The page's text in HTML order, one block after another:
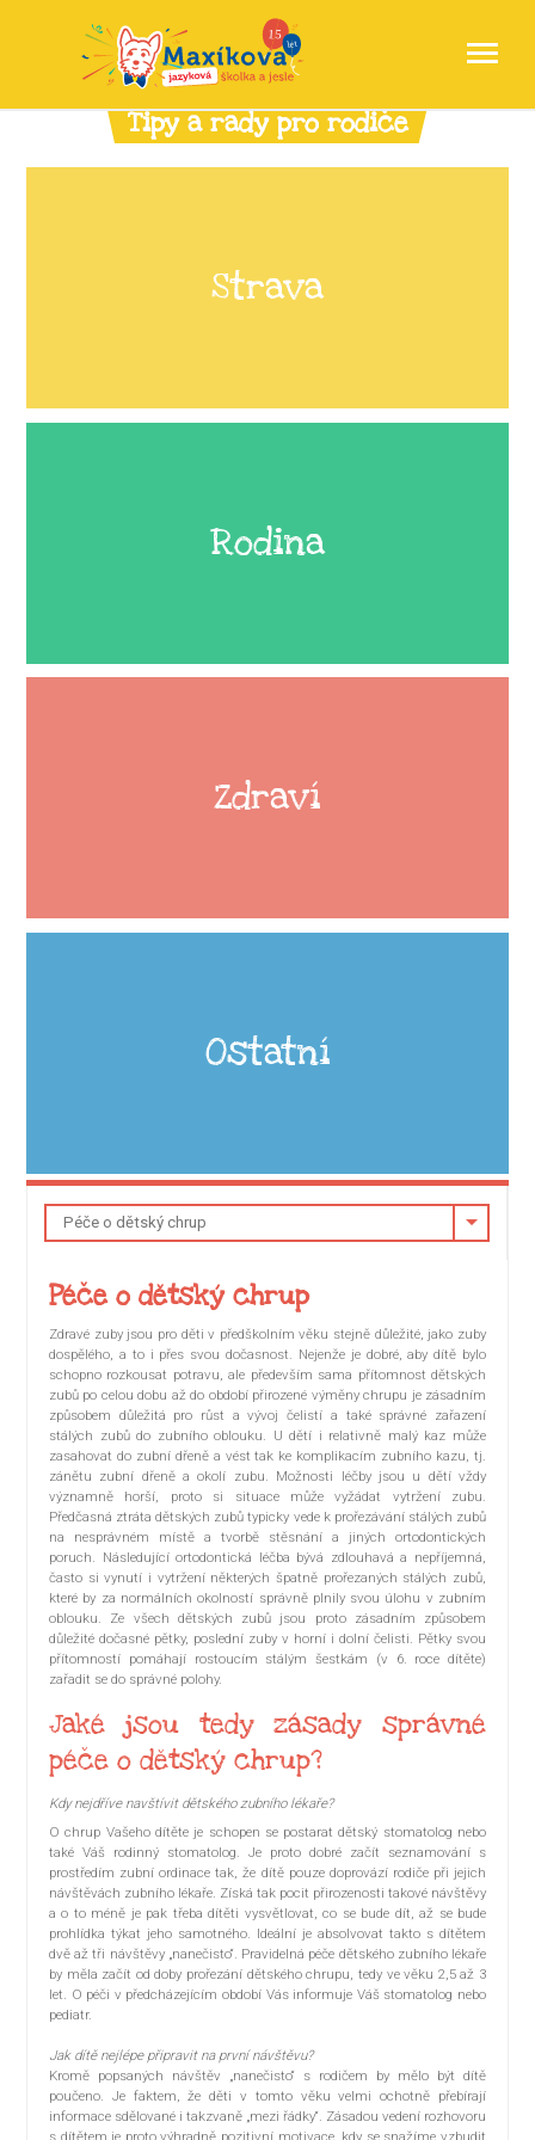
Tipy a rady pro rodiče
Strava
Rodina
Zdraví
Ostatní
Péče o dětský chrup
Zdravé zuby jsou pro děti v předškolním věku stejně důležité, jako zuby
dospělého, a to i přes svou dočasnost. Nejenže je dobré, aby dítě bylo
schopno rozkousat potravu, ale především sama přítomnost dětských
zubů po celou dobu až do období přirozené výměny chrupu je zásadním
způsobem důležitá pro růst a vývoj čelistí a také správné zařazení
stálých zubů do zubního oblouku. U dětí i relativně malý kaz může
zasahovat do zubní dřeně a vést tak ke komplikacím zubního kazu, tj.
zánětu zubní dřeně a okolí zubu. Možnosti léčby jsou u dětí vždy
významně horší, proto si situace může vyžádat vytržení zubu.
Předčasná ztráta dětských zubů typicky vede k prořezávání stálých zubů
na nesprávném místě a tvorbě stěsnání a jiných ortodontických
poruch. Následující ortodontická léčba bývá zdlouhavá a nepříjemná,
často si vynutí i vytržení některých špatně prořezaných stálých zubů,
které by za normálních okolností správně plnily svou úlohu v zubním
oblouku. Ze všech dětských zubů jsou proto zásadním způsobem
důležité dočasné pětky, poslední zuby v horní i dolní čelisti. Pětky svou
přítomností pomáhají rostoucím stálým šestkám (v 6. roce dítěte)
zařadit se do správné polohy.
Jaké jsou tedy zásady správné
péče o dětský chrup?
Kdy nejdříve navštívit dětského zubního lékaře?
O chrup Vašeho dítěte je schopen se postarat dětský stomatolog nebo
také Váš rodinný stomatolog. Je proto dobré začít seznamování s
prostředím zubní ordinace tak, že dítě pouze doprovází rodiče při jejich
návštěvách zubního lékaře. Získá tak pocit přirozenosti takové návštěvy
a o to méně je pak třeba dítěti vysvětlovat, co se bude dít, až se bude
prohlídka týkat jeho samotného. Ideální je absolvovat takto s dítětem
dvě až tři návštěvy „nanečisto“. Pravidelná péče dětského zubního lékaře
by měla začít od doby prořezání dětského chrupu, tedy ve věku 2,5 až 3
let. O péči v předcházejícím období Vás informuje Váš stomatolog nebo
pediatr.
Jak dítě nejlépe připravit na první návštěvu?
Kromě popsaných návštěv „nanečisto“ s rodičem by mělo být dítě
poučeno. Je faktem, že děti v tomto věku velmi ochotně přebírají
informace sdělované i takzvaně „mezi řádky“. Zásadou vedení rozhovoru